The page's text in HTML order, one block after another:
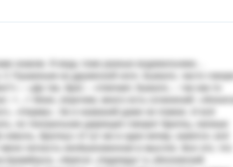
знаком. Я ведь тоже разные водевильчики…
С Пушкиным на дружеской ноге. Бывало, часто говорю
изволь, братец!» И тут же в один вечер, кажется, всё
Брамбеуса, «Фрегат „Надежды“ и „Московский